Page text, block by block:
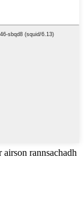
rannsachadh